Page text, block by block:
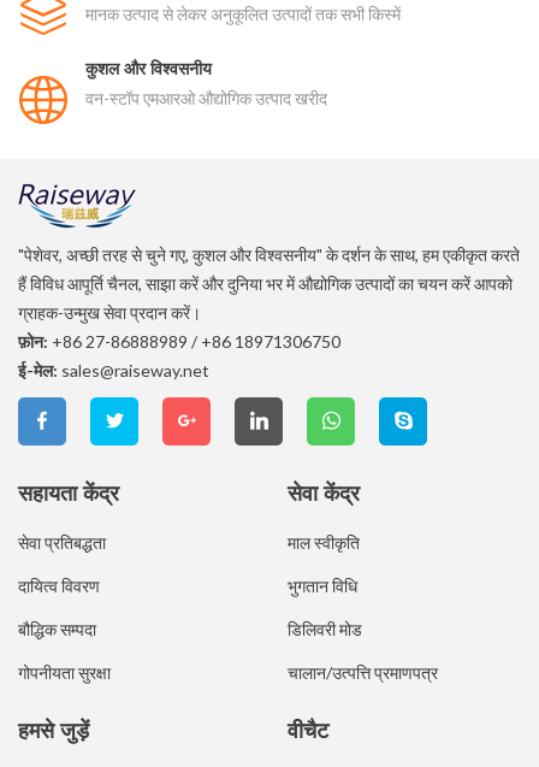
मानक उत्पाद से लेकर अनुकूलित उत्पादों तक सभी किस्में
कुशल और विश्वसनीय
वन-स्टॉप एमआरओ औद्योगिक उत्पाद खरीद
"पेशेवर, अच्छी तरह से चुने गए, कुशल और विश्वसनीय" के दर्शन के साथ, हम एकीकृत करते
हैं विविध आपूर्ति चैनल, साझा करें और दुनिया भर में औद्योगिक उत्पादों का चयन करें आपको
ग्राहक-उन्मुख सेवा प्रदान करें।
फ़ोन: +86 27-86888989 / +86 18971306750
ई-मेल: sales@raiseway.net
सहायता केंद्र
सेवा प्रतिबद्धता
दायित्व विवरण
बौद्धिक सम्पदा
गोपनीयता सुरक्षा
सेवा केंद्र
माल स्वीकृति
भुगतान विधि
डिलिवरी मोड
चालान/उत्पत्ति प्रमाणपत्र
हमसे जुड़ें वीचैट